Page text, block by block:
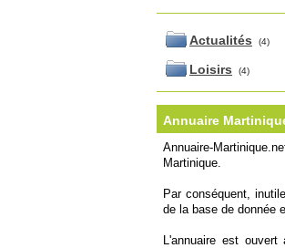
Actualités (4)
Loisirs (4)
Annuaire
Annuaire-
Martinique.
Par conséquent,
de la base de donnée
L'annuaire est